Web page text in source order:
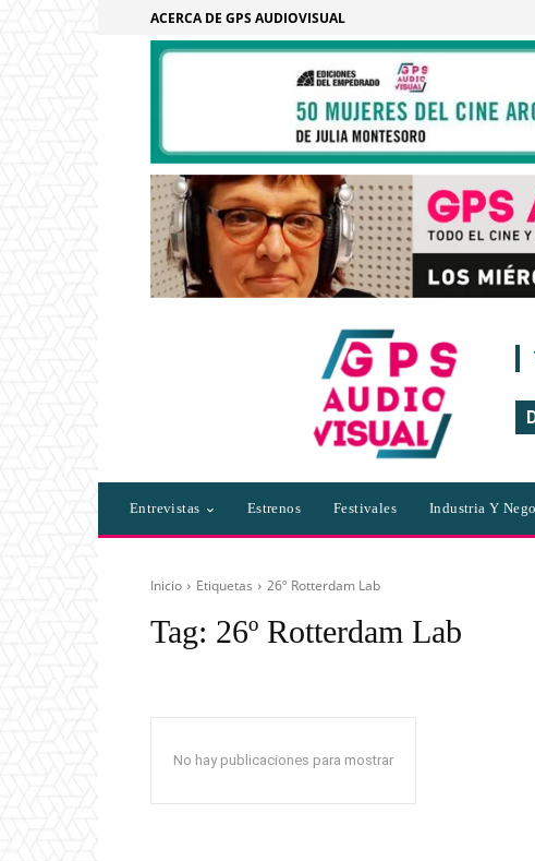
ACERCA DE GPS AUDIOVISUAL
Entrevistas Estrenos Festivales Industria Y
Inicio Etiquetas 26º Rotterdam Lab
Tag: 26º Rotterdam Lab
No hay publicaciones para mostrar